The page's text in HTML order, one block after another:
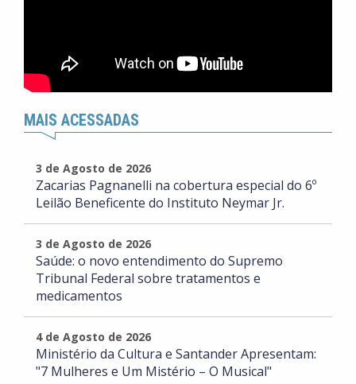
MAIS ACESSADAS
3 de Agosto de 2026
Zacarias Pagnanelli na cobertura especial do 6º
Leilão Beneficente do Instituto Neymar Jr.
3 de Agosto de 2026
Saúde: o novo entendimento do Supremo
Tribunal Federal sobre tratamentos e
medicamentos
4 de Agosto de 2026
Ministério da Cultura e Santander Apresentam:
"7 Mulheres e Um Mistério – O Musical"